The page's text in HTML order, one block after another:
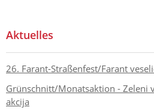
Aktuelles
26. Farant-Straßenfest/Farant
Grünschnitt/Monatsaktion - Zeleni
akcija